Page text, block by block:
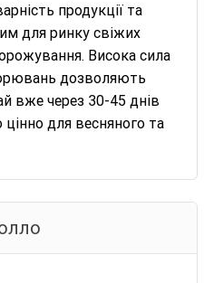
продукції та
для ринку свіжих
Висока сила
дозволяють
вже через 30-45 днів
цінно для весняного та